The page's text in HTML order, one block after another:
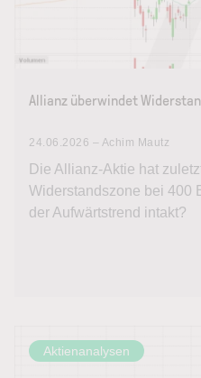
Allianz überwindet
24.06.2026 – Achim Mautz
Die Allianz-Aktie hat
Widerstandszone bei 400
der Aufwärtstrend intakt?
Aktienanalysen